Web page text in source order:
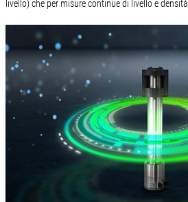
livello) che per misure continue di livello e densità.